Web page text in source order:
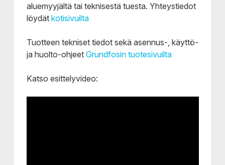
aluemyyjältä tai teknisestä tuesta. Yhteystiedot
löydät kotisivuilta
Tuotteen tekniset tiedot sekä asennus-, käyttö-
ja huolto-ohjeet Grundfosin tuotesivuilta
Katso esittelyvideo: